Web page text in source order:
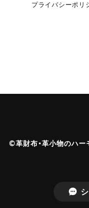
プライバシーポリ
©︎革財布・革小物のハー